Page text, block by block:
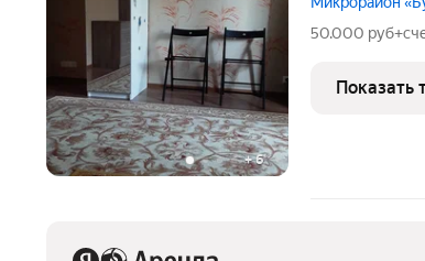
+6
50.000
Показать